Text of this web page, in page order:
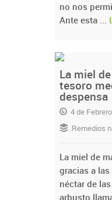
no nos
Ante esta ...
La miel
tesoro
despensa
4 de
Remedios
La miel de
gracias a
néctar de
arbusto